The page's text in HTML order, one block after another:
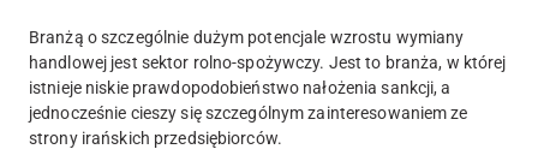
Branżą o szczególnie dużym potencjale wzrostu wymiany
handlowej jest sektor rolno-spożywczy. Jest to branża, w której
istnieje niskie prawdopodobieństwo nałożenia sankcji, a
jednocześnie cieszy się szczególnym zainteresowaniem ze
strony irańskich przedsiębiorców.